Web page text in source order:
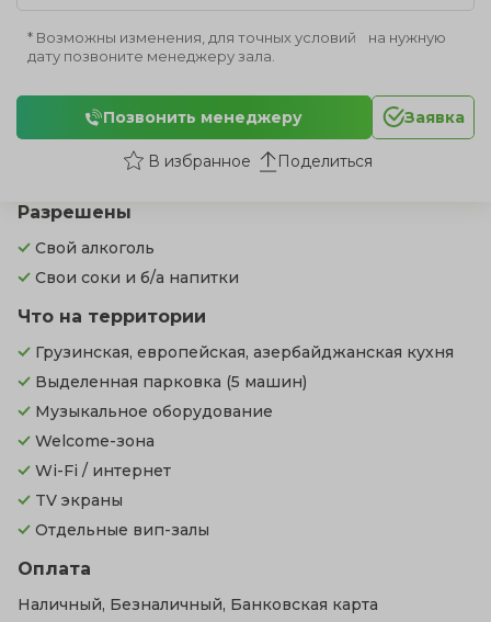
Разрешены
Свой алкоголь
Свои соки и б/а напитки
Что на территории
Грузинская, европейская, азербайджанская кухня
Выделенная парковка (5 машин)
Музыкальное оборудование
Welcome-зона
Wi-Fi / интернет
TV экраны
Отдельные вип-залы
Оплата
Наличный, Безналичный, Банковская карта
* Возможны изменения, для точных условий на нужную
дату позвоните менеджеру зала.
Позвонить менеджеру Заявка
Поделиться